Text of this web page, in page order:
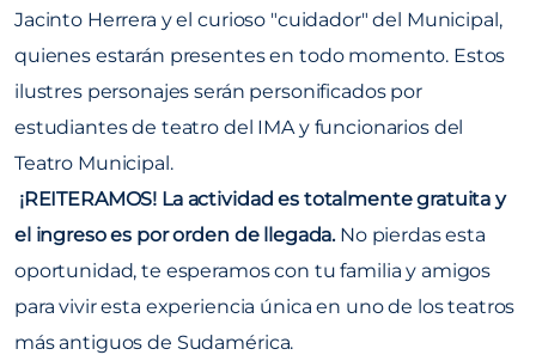
Jacinto Herrera y el curioso "cuidador" del Municipal,
quienes estarán presentes en todo momento. Estos
ilustres personajes serán personificados por
estudiantes de teatro del IMA y funcionarios del
Teatro Municipal.
¡REITERAMOS! La actividad es totalmente gratuita y
el ingreso es por orden de llegada.No pierdas esta
oportunidad, te esperamos con tu familia y amigos
para vivir esta experiencia única en uno de los teatros
más antiguos de Sudamérica.